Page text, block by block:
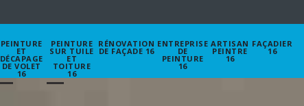
PEINTURE
ET
DÉCAPAGE
DE VOLET
16
PEINTURE
SUR TUILE
ET
TOITURE
16
RÉNOVATION
DE FAÇADE 16
ENTREPRISE
DE
PEINTURE
16
ARTISAN
PEINTRE
16
FAÇADIER
16